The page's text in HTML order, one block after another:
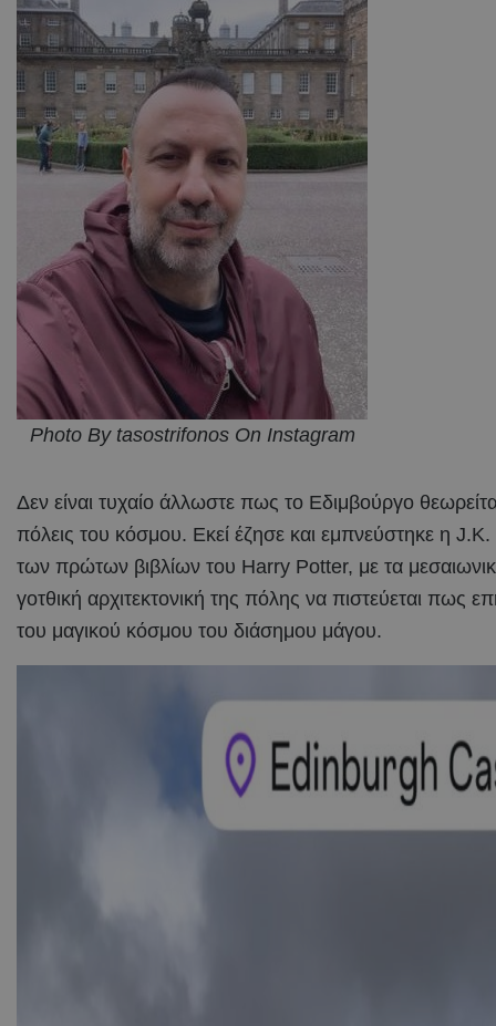
Photo By tasostrifonos On Instagram
Δεν είναι τυχαίο άλλωστε πως το Εδιμβούργο
πόλεις του κόσμου. Εκεί έζησε και εμπνεύστηκε η
των πρώτων βιβλίων του Harry Potter, με τα
γοτθική αρχιτεκτονική της πόλης να πιστεύεται πως
του μαγικού κόσμου του διάσημου μάγου.